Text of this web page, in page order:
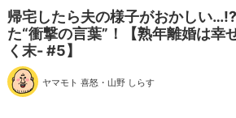
帰宅したら夫の様子がおかしい
た“衝撃の言葉”！【熟年離婚は幸
く末- #5】
ヤマモト 喜怒 ・ 山野 しらす